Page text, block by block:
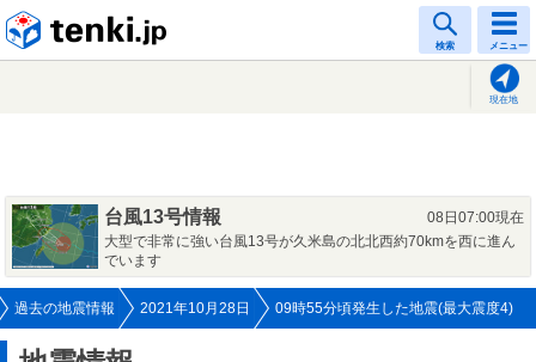
検索 メニュー
現在地
台風13号情報
08日07:00現在
大型で非常に強い台風13号が久米島の北北西約70kmを西に進ん
でいます
過去の地震情報 2021年10月28日 09時55分頃発生した地震(最大震度4)